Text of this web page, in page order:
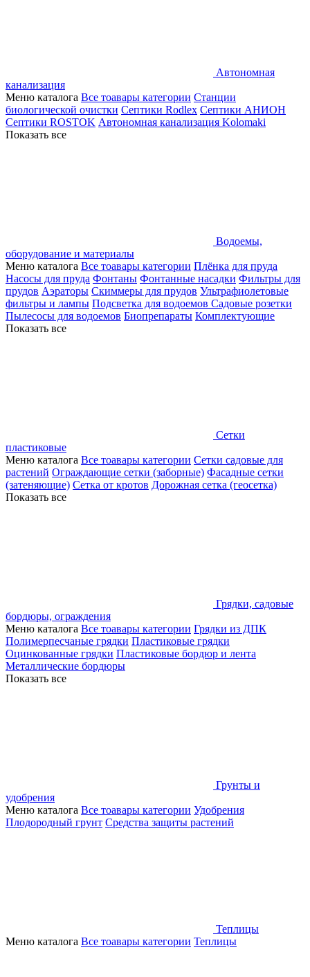
Автономная
канализация
Меню каталога Все тоавары категории Станции
биологической очистки Септики Rodlex Септики АНИОН
Септики ROSTOK Автономная канализация Kolomaki
Показать все
Водоемы,
оборудование и материалы
Меню каталога Все тоавары категории Плёнка для пруда
Насосы для пруда Фонтаны Фонтанные насадки Фильтры для
прудов Аэраторы Скиммеры для прудов Ультрафиолетовые
фильтры и лампы Подсветка для водоемов Садовые розетки
Пылесосы для водоемов Биопрепараты Комплектующие
Показать все
Сетки
пластиковые
Меню каталога Все тоавары категории Сетки садовые для
растений Ограждающие сетки (заборные) Фасадные сетки
(затеняющие) Сетка от кротов Дорожная сетка (геосетка)
Показать все
Грядки, садовые
бордюры, ограждения
Меню каталога Все тоавары категории Грядки из ДПК
Полимерпесчаные грядки Пластиковые грядки
Оцинкованные грядки Пластиковые бордюр и лента
Металлические бордюры
Показать все
Грунты и
удобрения
Меню каталога Все тоавары категории Удобрения
Плодородный грунт Средства защиты растений
Теплицы
Меню каталога Все тоавары категории Теплицы